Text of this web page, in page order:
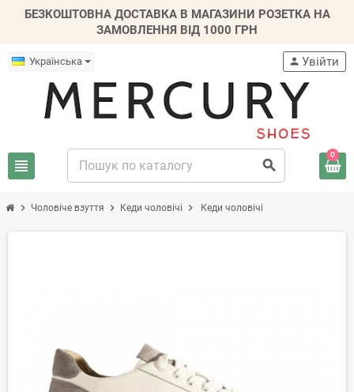
БЕЗКОШТОВНА ДОСТАВКА В МАГАЗИНИ РОЗЕТКА НА
ЗАМОВЛЕННЯ ВІД 1000 ГРН
Українська
view_headline search
person Увійти
0
chevron_right Чоловіче взуття chevron_right Кеди чоловічі chevron_right Кеди чоловічі